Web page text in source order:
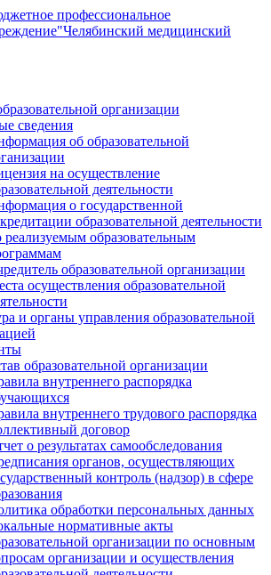
профессиональное
"Челябинский медицинский
организации
сведения
об образовательной
на осуществление
деятельности
о государственной
образовательной деятельности
реализуемым образовательным
образовательной организации
осуществления образовательной
и органы управления образовательной
образовательной организации
внутреннего распорядка
внутреннего трудового распорядка
договор
о результатах самообследования
органов, осуществляющих
контроль (надзор) в сфере
обработки персональных данных
нормативные акты
организации по основным
организации и осуществления